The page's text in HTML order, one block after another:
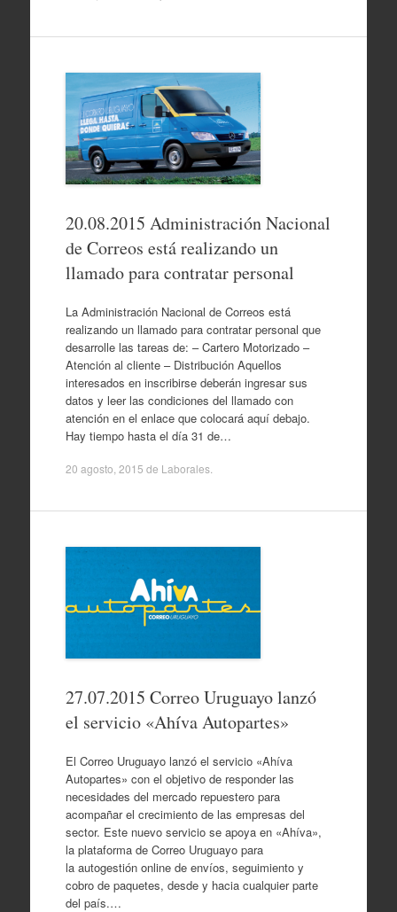
20.08.2015 Administración Nacional
de Correos está realizando un
llamado para contratar personal
La Administración Nacional de Correos está
realizando un llamado para contratar personal que
desarrolle las tareas de: – Cartero Motorizado –
Atención al cliente – Distribución Aquellos
interesados en inscribirse deberán ingresar sus
datos y leer las condiciones del llamado con
atención en el enlace que colocará aquí debajo.
Hay tiempo hasta el día 31 de…
20 agosto, 2015 de Laborales.
27.07.2015 Correo Uruguayo lanzó
el servicio «Ahíva Autopartes»
El Correo Uruguayo lanzó el servicio «Ahíva
Autopartes» con el objetivo de responder las
necesidades del mercado repuestero para
acompañar el crecimiento de las empresas del
sector. Este nuevo servicio se apoya en «Ahíva»,
la plataforma de Correo Uruguayo para
la autogestión online de envíos, seguimiento y
cobro de paquetes, desde y hacia cualquier parte
del país.…